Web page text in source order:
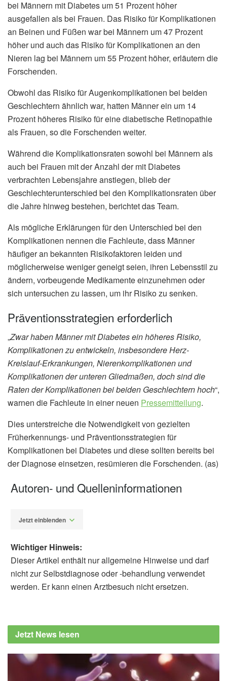
bei Männern mit Diabetes um 51 Prozent höher
ausgefallen als bei Frauen. Das Risiko für Komplikationen
an Beinen und Füßen war bei Männern um 47 Prozent
höher und auch das Risiko für Komplikationen an den
Nieren lag bei Männern um 55 Prozent höher, erläutern die
Forschenden.
Obwohl das Risiko für Augenkomplikationen bei beiden
Geschlechtern ähnlich war, hatten Männer ein um 14
Prozent höheres Risiko für eine diabetische Retinopathie
als Frauen, so die Forschenden weiter.
Während die Komplikationsraten sowohl bei Männern als
auch bei Frauen mit der Anzahl der mit Diabetes
verbrachten Lebensjahre anstiegen, blieb der
Geschlechterunterschied bei den Komplikationsraten über
die Jahre hinweg bestehen, berichtet das Team.
Als mögliche Erklärungen für den Unterschied bei den
Komplikationen nennen die Fachleute, dass Männer
häufiger an bekannten Risikofaktoren leiden und
möglicherweise weniger geneigt seien, ihren Lebensstil zu
ändern, vorbeugende Medikamente einzunehmen oder
sich untersuchen zu lassen, um ihr Risiko zu senken.
Präventionsstrategien erforderlich
„Zwar haben Männer mit Diabetes ein höheres Risiko,
Komplikationen zu entwickeln, insbesondere Herz-
Kreislauf-Erkrankungen, Nierenkomplikationen und
Komplikationen der unteren Gliedmaßen, doch sind die
Raten der Komplikationen bei beiden Geschlechtern hoch“,
warnen die Fachleute in einer neuen Pressemitteilung.
Dies unterstreiche die Notwendigkeit von gezielten
Früherkennungs- und Präventionsstrategien für
Komplikationen bei Diabetes und diese sollten bereits bei
der Diagnose einsetzen, resümieren die Forschenden. (as)
Autoren- und Quelleninformationen
Jetzt einblenden
Schneuer, Jacob Humphries, Crystal MY
Lee, et al.: Sex differences in risk of incident
complications: a population-based data-
linkage study among 25 713 people with
Wichtiger Hinweis:
Dieser Artikel enthält nur allgemeine Hinweise und darf
nicht zur Selbstdiagnose oder -behandlung verwendet
werden. Er kann einen Arztbesuch nicht ersetzen.
Jetzt News lesen